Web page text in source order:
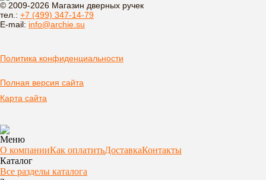
© 2009-2026 Магазин дверных ручек
тел.: +7 (499) 347-14-79
E-mail: info@archie.su
Политика конфиденциальности
Полная версия сайта
Карта сайта
Меню
О компанииКак оплатитьДоставкаКонтакты
Каталог
Все разделы каталога